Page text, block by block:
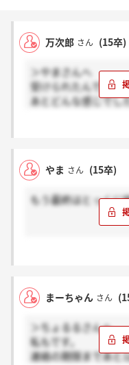
万次郎 さん (15卒)
＞やまさんへ
受けられたんですか
あとどんな感じでし
やま さん (15卒)
もう最終はとっくに
まーちゃん さん
＞ちょるるさんへ
私もです。
連絡の期限まであと